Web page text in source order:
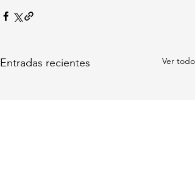
Entradas recientes Ver todo